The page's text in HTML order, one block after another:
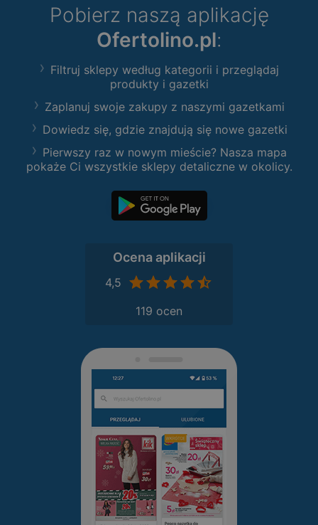
Pobierz naszą aplikację
Ofertolino.pl:
Filtruj sklepy według kategorii i przeglądaj
produkty i gazetki
Zaplanuj swoje zakupy z naszymi gazetkami
Dowiedz się, gdzie znajdują się nowe gazetki
Pierwszy raz w nowym mieście? Nasza mapa
pokaże Ci wszystkie sklepy detaliczne w okolicy.
Ocena aplikacji
4,5
119 ocen